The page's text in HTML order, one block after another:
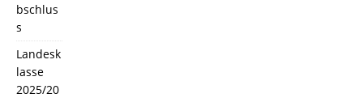
bschlus
s
Landesk
lasse
2025/20